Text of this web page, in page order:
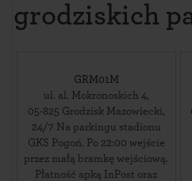
grodziskich
GRM01M
ul. al. Mokronoskich 4,
05-825 Grodzisk Mazowiecki,
24/7 Na parkingu stadionu
GKS Pogoń. Po 22:00 wejście
przez małą bramkę wejściową.
Płatność apką InPost oraz